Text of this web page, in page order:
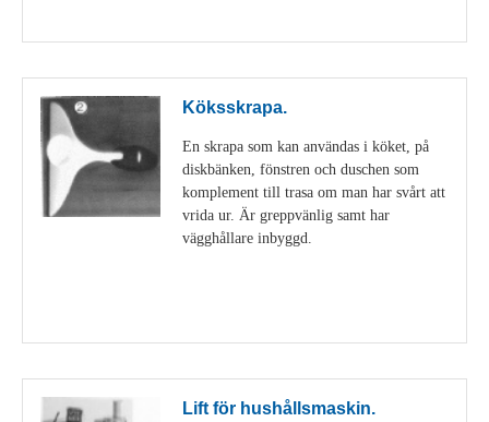
Köksskrapa.
En skrapa som kan användas i köket, på
diskbänken, fönstren och duschen som
komplement till trasa om man har svårt att
vrida ur. Är greppvänlig samt har
vägghållare inbyggd.
Lift för hushållsmaskin.